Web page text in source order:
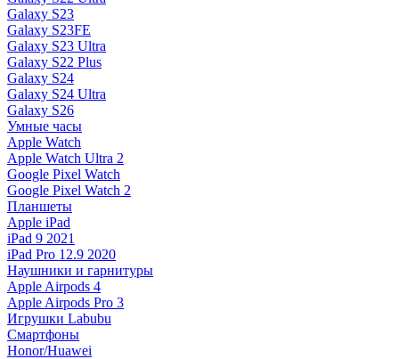
Galaxy S23
Galaxy S23FE
Galaxy S23 Ultra
Galaxy S22 Plus
Galaxy S24
Galaxy S24 Ultra
Galaxy S26
Умные часы
Apple Watch
Apple Watch Ultra 2
Google Pixel Watch
Google Pixel Watch 2
Планшеты
Apple iPad
iPad 9 2021
iPad Pro 12.9 2020
Наушники и гарнитуры
Apple Airpods 4
Apple Airpods Pro 3
Игрушки Labubu
Смартфоны
Honor/Huawei